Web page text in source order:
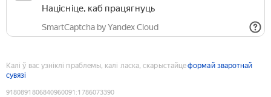
Націсніце, каб працягнуць
SmartCaptcha by Yandex Cloud
Калі ў вас узніклі праблемы, калі ласка, скарыстайцеформай зваротнай
сувязі
9180891806840960091 :1786073390